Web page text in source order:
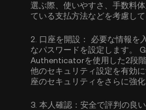
選ぶ際、使いやすさ、手数料
ている支払方法などを考慮して
2. 口座を開設： 必要な情報を
なパスワードを設定します。
Authenticatorを使用した2段
他のセキュリティ設定を有効
座のセキュリティをさらに強化
3. 本人確認： 安全で評判の良